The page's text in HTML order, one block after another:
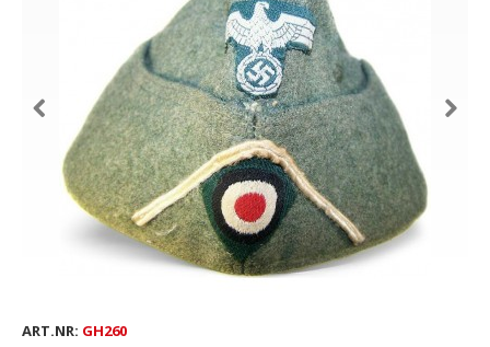
ART.NR: GH260